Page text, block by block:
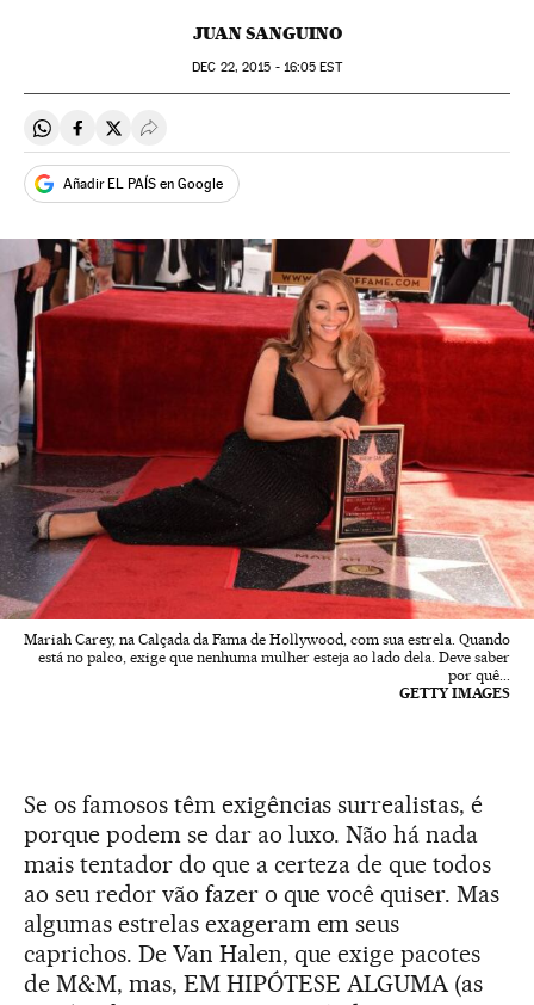
JUAN SANGUINO
DEC 22, 2015 - 16:05 EST
Compartir en Whatsapp
Compartir en Facebook
Compartir en Twitter
Desplegar Redes Sociales
Añadir EL PAÍS en Google
Mariah Carey, na Calçada da Fama de Hollywood, com sua estrela. Quando
está no palco, exige que nenhuma mulher esteja ao lado dela. Deve saber
por quê...
GETTY IMAGES
Se os famosos têm exigências surrealistas, é
porque podem se dar ao luxo. Não há nada
mais tentador do que a certeza de que todos
ao seu redor vão fazer o que você quiser. Mas
algumas estrelas exageram em seus
caprichos. De Van Halen, que exige pacotes
de M&M, mas, EM HIPÓTESE ALGUMA (as